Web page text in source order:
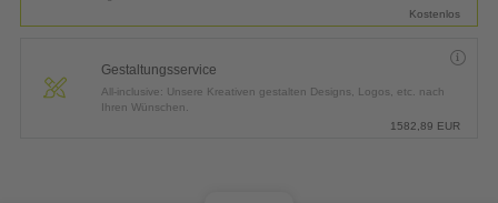
Kostenlos
Gestaltungsservice
All-inclusive: Unsere Kreativen gestalten Designs, Logos, etc. nach
Ihren Wünschen.
1582,89 EUR